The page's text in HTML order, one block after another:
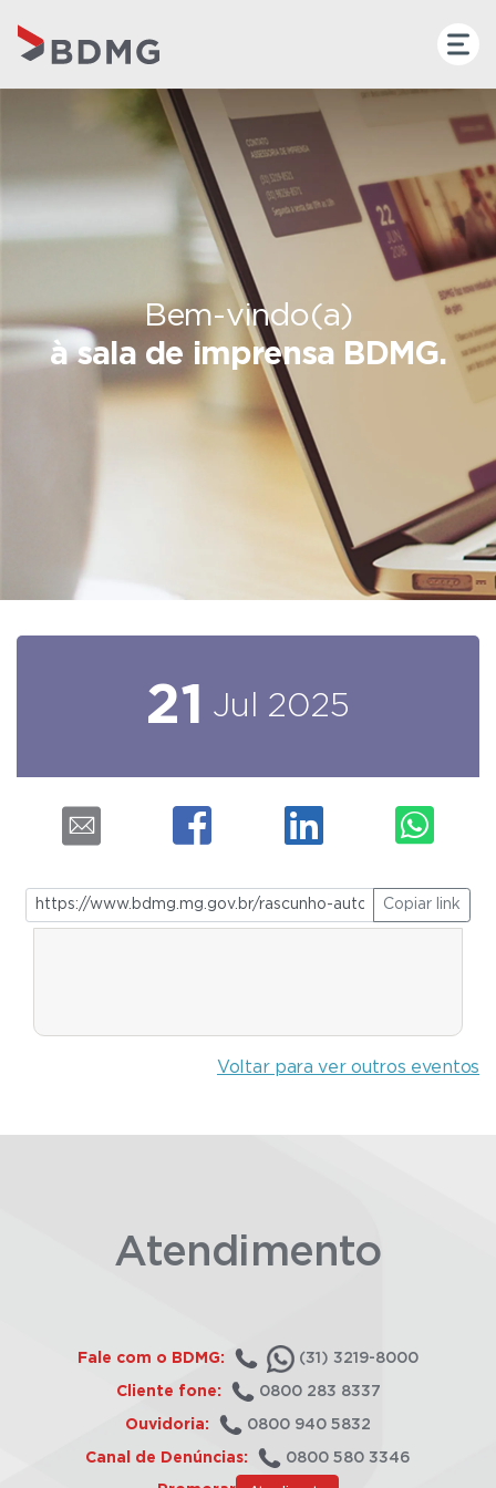
Bem-vindo(a)
à sala de imprensa BDMG.
21 Jul 2025
Copiar link
Voltar para ver outros eventos
Atendimento
Fale com o BDMG: (31) 3219-8000
Cliente fone: 0800 283 8337
Ouvidoria: 0800 940 5832
Canal de Denúncias: 0800 580 3346